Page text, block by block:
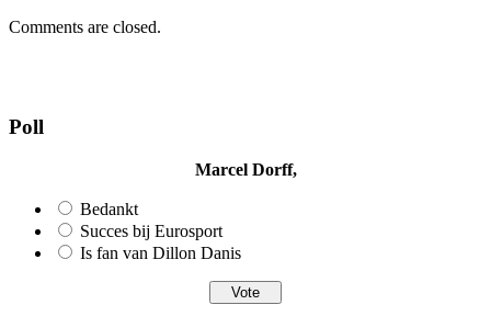
Comments are closed.
Poll
Marcel Dorff,
Bedankt
Succes bij Eurosport
Is fan van Dillon Danis